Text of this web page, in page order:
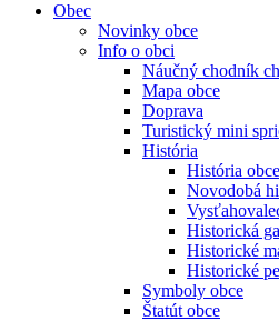
Obec
Novinky obce
Info o obci
Náučný chodník
Mapa obce
Doprava
Turistický mini
História
História
Novodobá
Historická
Historické
Historické
Symboly obce
Štatút obce